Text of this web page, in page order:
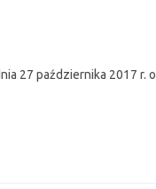
27 października 2017 r. o